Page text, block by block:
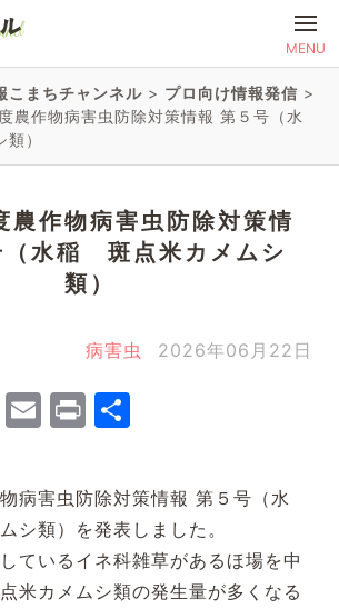
MENU
こまちチャンネル > プロ向け情報発信 >
農作物病害虫防除対策情報 第５号（水
）
農作物病害虫防除対策情
（水稲 斑点米カメムシ
類）
病害虫 2026年06月22日
LineEmail
Print
病害虫防除対策情報 第５号（水
類）を発表しました。
ているイネ科雑草があるほ場を中
米カメムシ類の発生量が多くなる